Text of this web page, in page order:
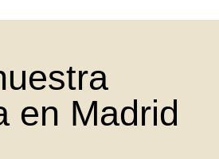
en Madrid